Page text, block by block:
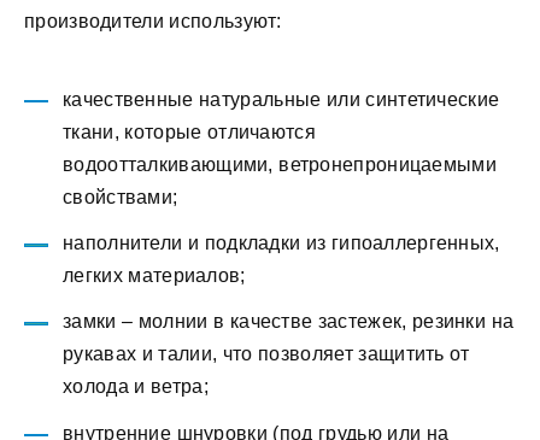
производители используют:
качественные натуральные или синтетические
ткани, которые отличаются
водоотталкивающими, ветронепроницаемыми
свойствами;
наполнители и подкладки из гипоаллергенных,
легких материалов;
замки – молнии в качестве застежек, резинки на
рукавах и талии, что позволяет защитить от
холода и ветра;
внутренние шнуровки (под грудью или на